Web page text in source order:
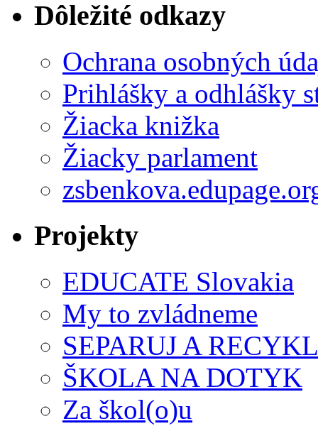
Dôležité odkazy
Ochrana osobných
Prihlášky a odhlášky
Žiacka knižka
Žiacky parlament
Projekty
EDUCATE Slovakia
My to zvládneme
SEPARUJ A
ŠKOLA NA DOTYK
Za škol(o)u